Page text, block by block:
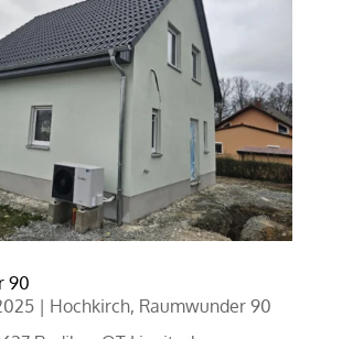
90
| Hochkirch, Raumwunder 90